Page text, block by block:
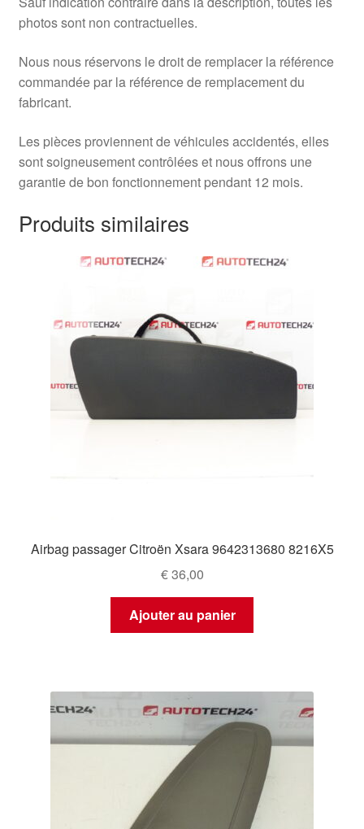
photos sont non contractuelles.
Nous nous réservons le droit de remplacer la référence
commandée par la référence de remplacement du
fabricant.
Les pièces proviennent de véhicules accidentés, elles
sont soigneusement contrôlées et nous offrons une
garantie de bon fonctionnement pendant 12 mois.
Produits similaires
Airbag passager Citroën Xsara 9642313680 8216X5
€36,00
Ajouter au panier